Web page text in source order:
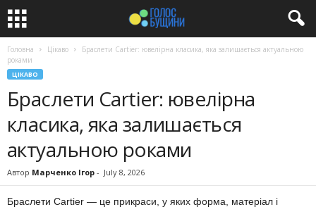
Головна Цікаво
Браслети Cartier: ювелірна класика, яка залишається актуальною
роками
ЦІКАВО
Браслети Cartier: ювелірна
класика, яка залишається
актуальною роками
Автор Марченко Ігор - July 8, 2026
Браслети Cartier — це прикраси, у яких форма, матеріал і